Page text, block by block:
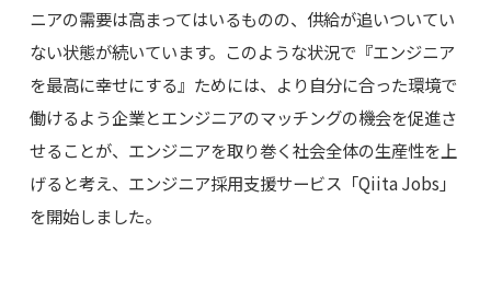
ニアの需要は高まってはいるものの、供給が追いついてい
ない状態が続いています。このような状況で『エンジニア
を最高に幸せにする』ためには、より自分に合った環境で
働けるよう企業とエンジニアのマッチングの機会を促進さ
せることが、エンジニアを取り巻く社会全体の生産性を上
げると考え、エンジニア採用支援サービス「Qiita Jobs」
を開始しました。